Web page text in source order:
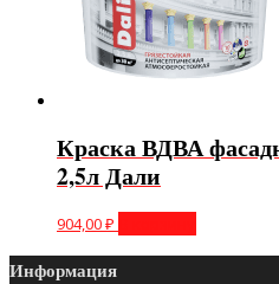
Краска ВДВА
2,5л Дали
904,00₽
Информация